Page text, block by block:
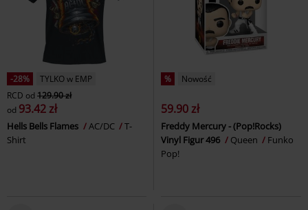
-28%
TYLKO w EMP
RCD od 129.90 zł
od 93.42 zł
Hells Bells Flames AC/DC
T-
Shirt
% Nowość
59.90 zł
Freddy Mercury - (Pop!Rocks)
Vinyl Figur 496
Queen
Funko
Pop!